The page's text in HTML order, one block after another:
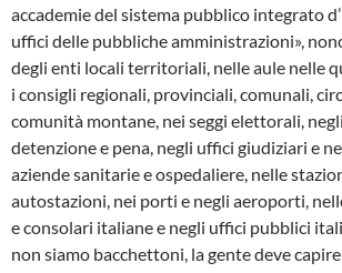
accademie del sistema pubblico integrato
uffici delle pubbliche amministrazioni»,
degli enti locali territoriali, nelle aule nelle
i consigli regionali, provinciali, comunali,
comunità montane, nei seggi elettorali,
detenzione e pena, negli uffici giudiziari e
aziende sanitarie e ospedaliere, nelle
autostazioni, nei porti e negli aeroporti,
e consolari italiane e negli uffici pubblici
non siamo bacchettoni, la gente deve